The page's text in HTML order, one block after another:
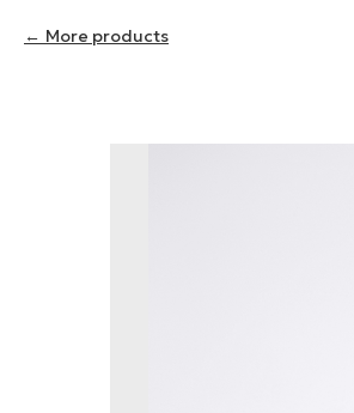
More products